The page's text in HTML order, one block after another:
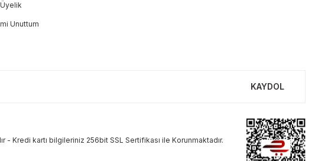
Unuttum
KAYDOL
- Kredi kartı bilgileriniz 256bit SSL Sertifikası ile Korunmaktadır.